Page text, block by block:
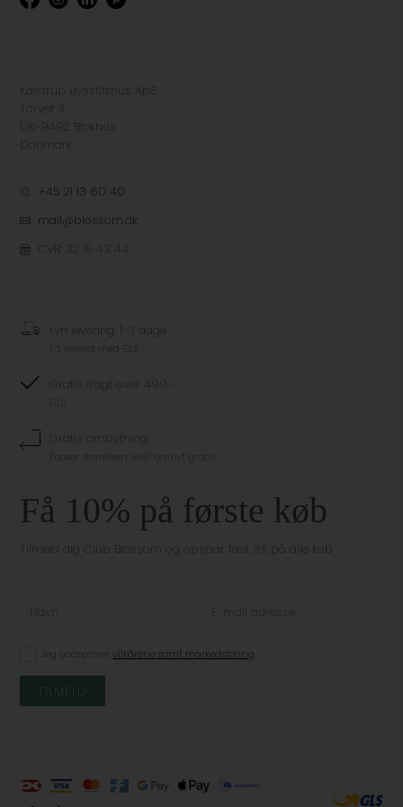
Kalstrup Livsstilshus ApS
Torvet 3
DK-9492 Blokhus
Danmark
+45 21 13 60 40
mail@blossom.dk
CVR: 32 15 43 44
Lyn levering, 1-3 dage
Få leveret med GLS
Gratis fragt over 499,-
Gratis ombytning
Passer størrelsen ikke? ombyt gratis
Få 10% på første køb
Tilmeld dig Club Blossom og opspar fast 3% på alle køb
Jeg accepterervilkårene samt markedsføring